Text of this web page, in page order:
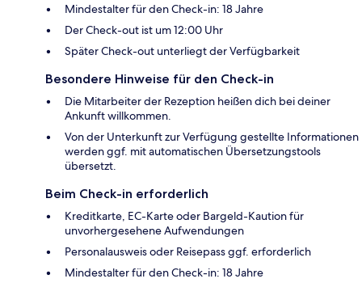
Mindestalter für den Check-in: 18 Jahre
Der Check-out ist um 12:00 Uhr
Später Check-out unterliegt der Verfügbarkeit
Besondere Hinweise für den Check-in
Die Mitarbeiter der Rezeption heißen dich bei deiner
Ankunft willkommen.
Von der Unterkunft zur Verfügung gestellte Informationen
werden ggf. mit automatischen Übersetzungstools
übersetzt.
Beim Check-in erforderlich
Kreditkarte, EC-Karte oder Bargeld-Kaution für
unvorhergesehene Aufwendungen
Personalausweis oder Reisepass ggf. erforderlich
Mindestalter für den Check-in: 18 Jahre